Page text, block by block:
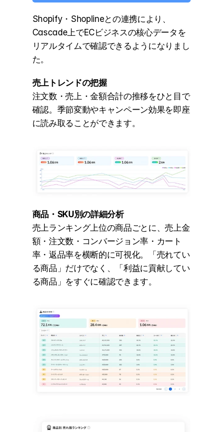
Shopify・Shoplineとの連携により、
Cascade上でECビジネスの核心データを
リアルタイムで確認できるようになりまし
た。
売上トレンドの把握
注文数・売上・金額合計の推移をひと目で
確認。季節変動やキャンペーン効果を即座
に読み取ることができます。
商品・SKU別の詳細分析
売上ランキング上位の商品ごとに、売上金
額・注文数・コンバージョン率・カート
率・返品率を横断的に可視化。「売れてい
る商品」だけでなく、「利益に貢献してい
る商品」をすぐに確認できます。